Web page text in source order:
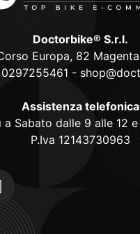
Doctorbike® S.r.l.
Europa, 82
-
Assistenza telefonica
Sabato dalle 9 alle 12
P.Iva 12143730963